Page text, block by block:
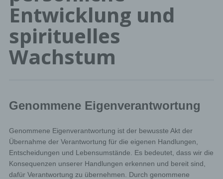
Entwicklung und
spirituelles
Wachstum
Genommene Eigenverantwortung
Genommene Eigenverantwortung ist der bewusste Akt der
Übernahme der Verantwortung für die eigenen Handlungen,
Entscheidungen und Lebensumstände. Es bedeutet, dass wir die
Konsequenzen unserer Handlungen erkennen und bereit sind,
dafür Verantwortung zu übernehmen. Durch genommene